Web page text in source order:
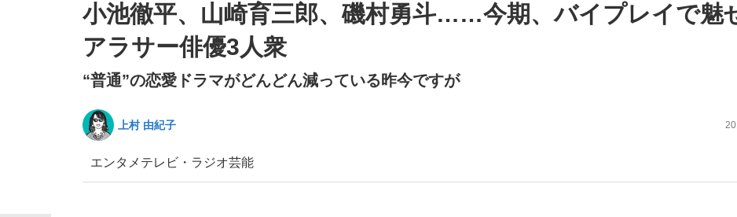
「敗因分析は一切聞かれなかった」侍ジャパン選手が証言した“NPB聞... 「クマが悪者扱いされているのが
キングの誕生を、目撃せよ。
もっと見る
小池徹平、山崎育三郎、磯村勇斗……今期、バイプレイで魅
アラサー俳優3人衆
“普通”の恋愛ドラマがどんどん減っている昨今ですが
上村 由紀子
エンタメ テレビ・ラジオ芸能